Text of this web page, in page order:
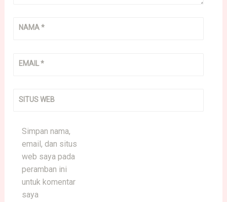
NAMA*
EMAIL*
SITUS WEB
Simpan nama,
email, dan situs
web saya pada
peramban ini
untuk komentar
saya